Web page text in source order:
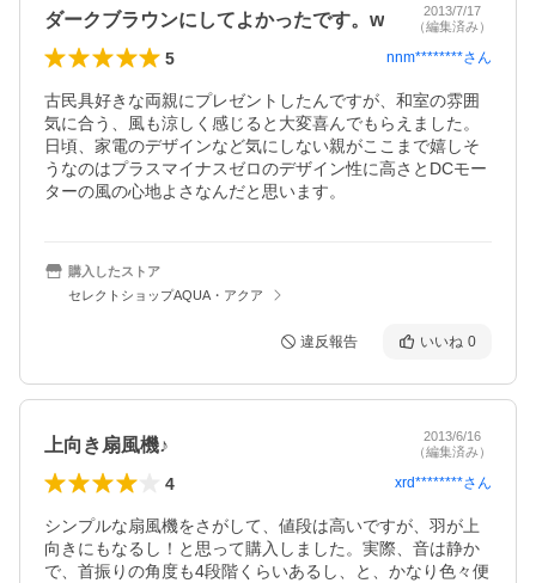
ダークブラウンにしてよかったです。w
2013/7/17
（編集済み）
5 nnm********さん
古民具好きな両親にプレゼントしたんですが、和室の雰囲
気に合う、風も涼しく感じると大変喜んでもらえました。
日頃、家電のデザインなど気にしない親がここまで嬉しそ
うなのはプラスマイナスゼロのデザイン性に高さとDCモー
ターの風の心地よさなんだと思います。
購入したストア
セレクトショップAQUA・アクア
違反報告 いいね 0
上向き扇風機♪
2013/6/16
（編集済み）
4 xrd********さん
シンプルな扇風機をさがして、値段は高いですが、羽が上
向きにもなるし！と思って購入しました。実際、音は静か
で、首振りの角度も4段階くらいあるし、と、かなり色々便